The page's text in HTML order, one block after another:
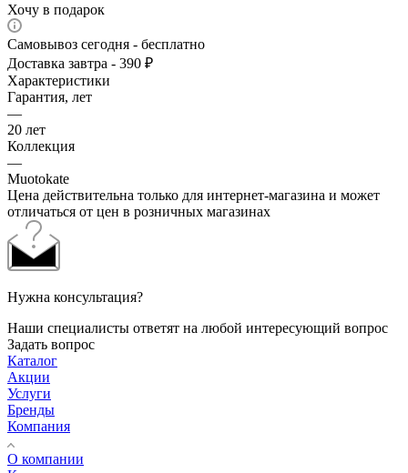
Хочу в подарок
Самовывоз сегодня - бесплатно
Доставка завтра - 390 ₽
Характеристики
Гарантия, лет
—
20 лет
Коллекция
—
Muotokate
Цена действительна только для интернет-магазина и может
отличаться от цен в розничных магазинах
Нужна консультация?
Наши специалисты ответят на любой интересующий вопрос
Задать вопрос
Каталог
Акции
Услуги
Бренды
Компания
О компании